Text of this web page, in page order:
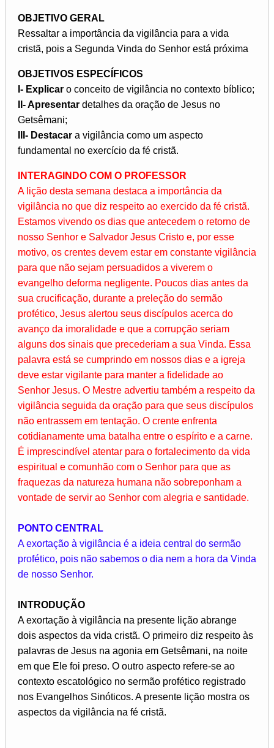
OBJETIVO GERAL
Ressaltar a importância da vigilância para a vida
cristã, pois a Segunda Vinda do Senhor está próxima
OBJETIVOS ESPECÍFICOS
I- Explicar o conceito de vigilância no contexto bíblico;
II- Apresentar detalhes da oração de Jesus no
Getsêmani;
III- Destacar a vigilância como um aspecto
fundamental no exercício da fé cristã.
INTERAGINDO COM O PROFESSOR
A lição desta semana destaca a importância da
vigilância no que diz respeito ao exercido da fé cristã.
Estamos vivendo os dias que antecedem o retorno de
nosso Senhor e Salvador Jesus Cristo e, por esse
motivo, os crentes devem estar em constante vigilância
para que não sejam persuadidos a viverem o
evangelho deforma negligente. Poucos dias antes da
sua crucificação, durante a preleção do sermão
profético, Jesus alertou seus discípulos acerca do
avanço da imoralidade e que a corrupção seriam
alguns dos sinais que precederiam a sua Vinda. Essa
palavra está se cumprindo em nossos dias e a igreja
deve estar vigilante para manter a fidelidade ao
Senhor Jesus. O Mestre advertiu também a respeito da
vigilância seguida da oração para que seus discípulos
não entrassem em tentação. O crente enfrenta
cotidianamente uma batalha entre o espírito e a carne.
É imprescindível atentar para o fortalecimento da vida
espiritual e comunhão com o Senhor para que as
fraquezas da natureza humana não sobreponham a
vontade de servir ao Senhor com alegria e santidade.
PONTO CENTRAL
A exortação à vigilância é a ideia central do sermão
profético, pois não sabemos o dia nem a hora da Vinda
de nosso Senhor.
INTRODUÇÃO
A exortação à vigilância na presente lição abrange
dois aspectos da vida cristã. O primeiro diz respeito às
palavras de Jesus na agonia em Getsêmani, na noite
em que Ele foi preso. O outro aspecto refere-se ao
contexto escatológico no sermão profético registrado
nos Evangelhos Sinóticos. A presente lição mostra os
aspectos da vigilância na fé cristã.